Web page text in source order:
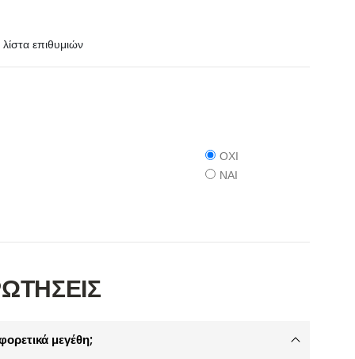
επιθυμιών
ΟΧΙ
ΝΑΙ
μεγέθη;